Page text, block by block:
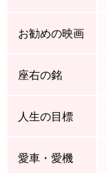
お勧めの映画
座右の銘
人生の目標
愛車・愛機